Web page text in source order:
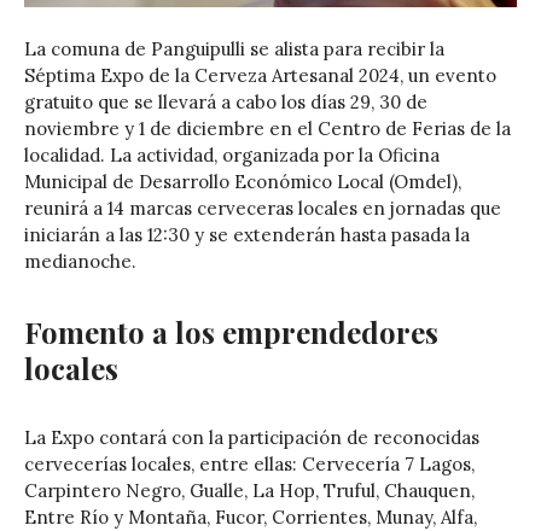
La comuna de Panguipulli se alista para recibir la
Séptima Expo de la Cerveza Artesanal 2024, un evento
gratuito que se llevará a cabo los días 29, 30 de
noviembre y 1 de diciembre en el Centro de Ferias de la
localidad. La actividad, organizada por la Oficina
Municipal de Desarrollo Económico Local (Omdel),
reunirá a 14 marcas cerveceras locales en jornadas que
iniciarán a las 12:30 y se extenderán hasta pasada la
medianoche.
Fomento a los emprendedores
locales
La Expo contará con la participación de reconocidas
cervecerías locales, entre ellas: Cervecería 7 Lagos,
Carpintero Negro, Gualle, La Hop, Truful, Chauquen,
Entre Río y Montaña, Fucor, Corrientes, Munay, Alfa,